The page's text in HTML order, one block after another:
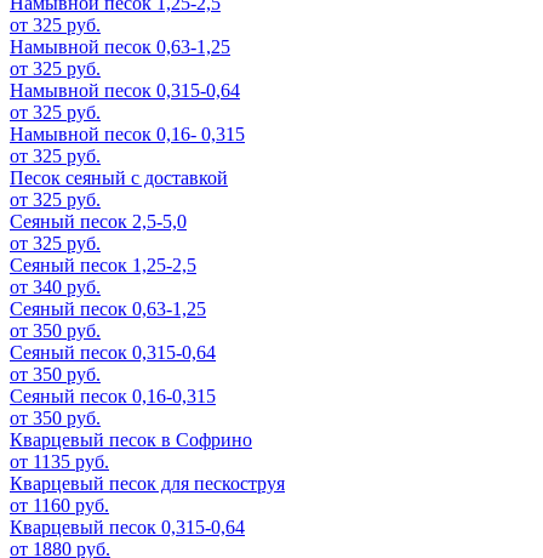
от 325 руб.
Намывной песок 0,63-1,25
от 325 руб.
Намывной песок 0,315-0,64
от 325 руб.
Намывной песок 0,16- 0,315
от 325 руб.
Песок сеяный с доставкой
от 325 руб.
Сеяный песок 2,5-5,0
от 325 руб.
Сеяный песок 1,25-2,5
от 340 руб.
Сеяный песок 0,63-1,25
от 350 руб.
Сеяный песок 0,315-0,64
от 350 руб.
Сеяный песок 0,16-0,315
от 350 руб.
Кварцевый песок в Софрино
от 1135 руб.
Кварцевый песок для пескоструя
от 1160 руб.
Кварцевый песок 0,315-0,64
от 1880 руб.